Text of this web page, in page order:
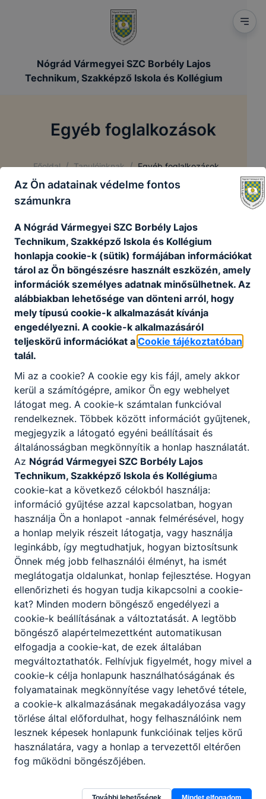
Nógrád Vármegyei SZC Borbély Lajos
Technikum, Szakképző Iskola és Kollégium
Egyéb foglalkozások
Főoldal / Tanulóinknak / Egyéb foglalkozások
„A szakképzési intézményrendszer átfogó
fejlesztése” projektben - GINOP 6.2.3-17-2017-
00040 - részt vettünk, így foglalkozásokat
tarthatunk azoknak a 9. évfolyamos tanulóknak,
akiknek a bemeneti mérés eredménye ezt
indokolja. Három csoportban 18 tanuló kapott
lehetőséget képességei fejlesztésére ezáltal.
Partnereink
Nógrád Vármegyei SZC Borbély Lajos
Technikum, Szakképző Iskola és Kollégium
Az Ön adatainak védelme fontos
számunkra
A Nógrád Vármegyei SZC Borbély Lajos
Technikum, Szakképző Iskola és Kollégium
honlapja cookie-k (sütik) formájában információkat
tárol az Ön böngészésre használt eszközén, amely
információk személyes adatnak minősülhetnek. Az
alábbiakban lehetősége van dönteni arról, hogy
mely típusú cookie-k alkalmazását kívánja
engedélyezni. A cookie-k alkalmazásáról
teljeskörű információkat a Cookie tájékoztatóban
talál.
Mi az a cookie? A cookie egy kis fájl, amely akkor
kerül a számítógépre, amikor Ön egy webhelyet
látogat meg. A cookie-k számtalan funkcióval
rendelkeznek. Többek között információt gyűjtenek,
megjegyzik a látogató egyéni beállításait és
általánosságban megkönnyítik a honlap használatát.
Az Nógrád Vármegyei SZC Borbély Lajos
Technikum, Szakképző Iskola és Kollégiuma
cookie-kat a következő célokból használja:
információ gyűjtése azzal kapcsolatban, hogyan
használja Ön a honlapot -annak felmérésével, hogy
a honlap melyik részeit látogatja, vagy használja
leginkább, így megtudhatjuk, hogyan biztosítsunk
Önnek még jobb felhasználói élményt, ha ismét
meglátogatja oldalunkat, honlap fejlesztése. Hogyan
ellenőrizheti és hogyan tudja kikapcsolni a cookie-
kat? Minden modern böngésző engedélyezi a
cookie-k beállításának a változtatását. A legtöbb
böngésző alapértelmezettként automatikusan
elfogadja a cookie-kat, de ezek általában
megváltoztathatók. Felhívjuk figyelmét, hogy mivel a
cookie-k célja honlapunk használhatóságának és
folyamatainak megkönnyítése vagy lehetővé tétele,
a cookie-k alkalmazásának megakadályozása vagy
törlése által előfordulhat, hogy felhasználóink nem
lesznek képesek honlapunk funkcióinak teljes körű
használatára, vagy a honlap a tervezettől eltérően
fog működni böngészőjében.